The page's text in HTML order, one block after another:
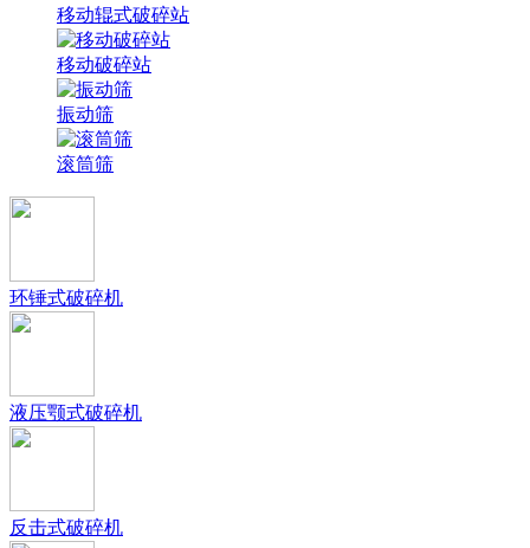
移动辊式破碎站
移动破碎站
振动筛
滚筒筛
环锤式破碎机
液压颚式破碎机
反击式破碎机